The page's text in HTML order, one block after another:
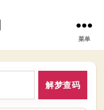
菜单
解梦查码